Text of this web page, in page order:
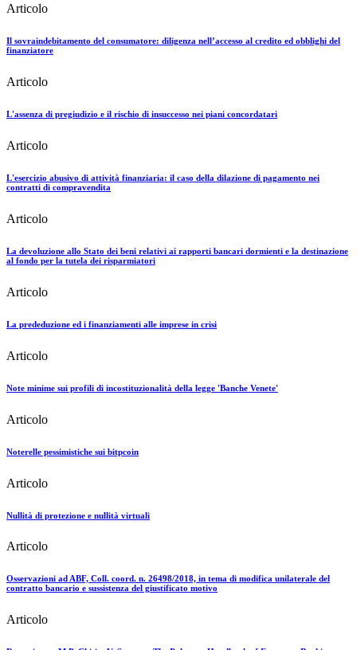
Articolo
Il sovraindebitamento del consumatore: diligenza nell’accesso al credito ed obblighi del
finanziatore
Articolo
L'assenza di pregiudizio e il rischio di insuccesso nei piani concordatari
Articolo
L'esercizio abusivo di attività finanziaria: il caso della dilazione di pagamento nei
contratti di compravendita
Articolo
La devoluzione allo Stato dei beni relativi ai rapporti bancari dormienti e la destinazione
al fondo per la tutela dei risparmiatori
Articolo
La prededuzione ed i finanziamenti alle imprese in crisi
Articolo
Note minime sui profili di incostituzionalità della legge 'Banche Venete'
Articolo
Noterelle pessimistiche sui bitpcoin
Articolo
Nullità di protezione e nullità virtuali
Articolo
Osservazioni ad ABF, Coll. coord. n. 26498/2018, in tema di modifica unilaterale del
contratto bancario e sussistenza del giustificato motivo
Articolo